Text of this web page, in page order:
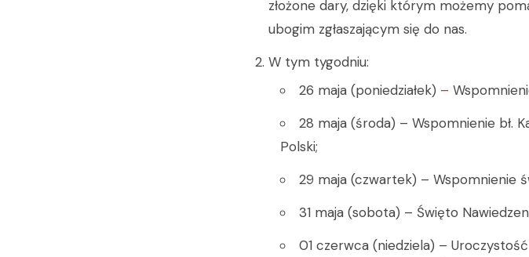
złożone dary, dzięki którym możemy
ubogim zgłaszającym się do nas.
W tym tygodniu:
26 maja (poniedziałek) –
28 maja (środa) – Wspomnienie bł.
Polski;
29 maja (czwartek) – Wspomnienie
31 maja (sobota) – Święto
01 czerwca (niedziela) –